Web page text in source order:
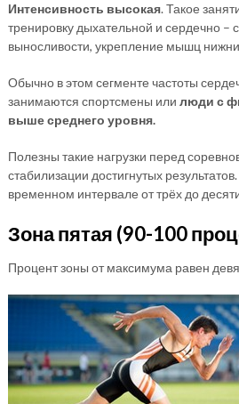
Интенсивность высокая. Такое
тренировку дыхательной и сердечно –
выносливости, укрепление мышц
Обычно в этом сегменте частоты
занимаются спортсмены или люди с
выше среднего уровня.
Полезны такие нагрузки перед
стабилизации достигнутых
временном интервале от трёх до
Зона пятая (90-100
Процент зоны от максимума равен